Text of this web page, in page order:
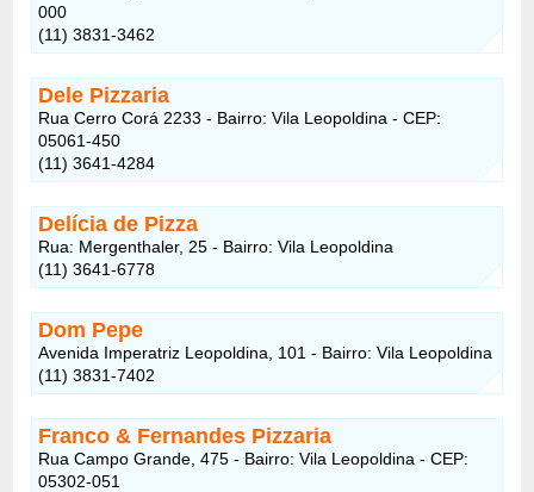
000
(11) 3831-3462
Dele Pizzaria
Rua Cerro Corá 2233 - Bairro: Vila Leopoldina - CEP:
05061-450
(11) 3641-4284
Delícia de Pizza
Rua: Mergenthaler, 25 - Bairro: Vila Leopoldina
(11) 3641-6778
Dom Pepe
Avenida Imperatriz Leopoldina, 101 - Bairro: Vila Leopoldina
(11) 3831-7402
Franco & Fernandes Pizzaria
Rua Campo Grande, 475 - Bairro: Vila Leopoldina - CEP:
05302-051